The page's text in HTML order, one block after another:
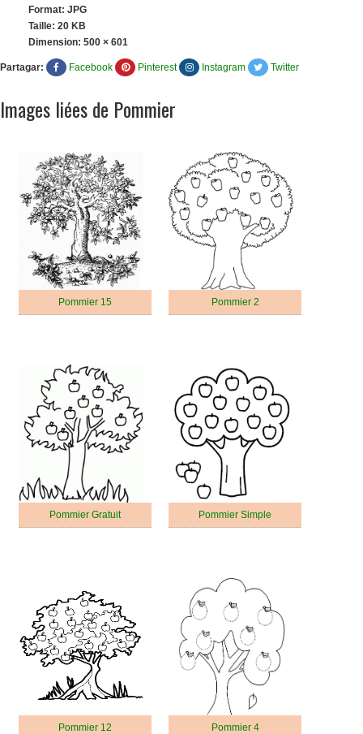
Format: JPG
Taille: 20 KB
Dimension: 500 × 601
Partagar: Facebook Pinterest Instagram Twitter
Images liées de Pommier
Pommier 15 Pommier 2
Pommier Gratuit Pommier Simple
Pommier 12 Pommier 4